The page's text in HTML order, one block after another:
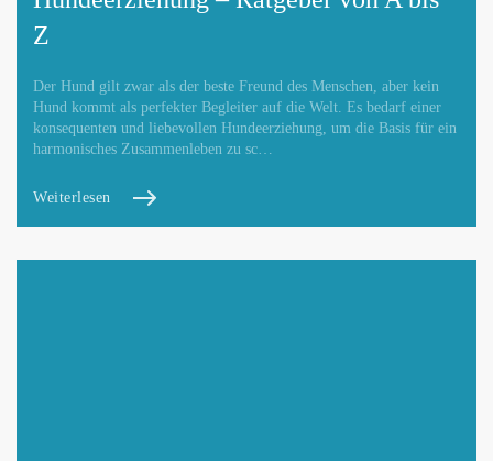
Z
Der Hund gilt zwar als der beste Freund des Menschen, aber kein
Hund kommt als perfekter Begleiter auf die Welt. Es bedarf einer
konsequenten und liebevollen Hundeerziehung, um die Basis für ein
harmonisches Zusammenleben zu sc…
Weiterlesen